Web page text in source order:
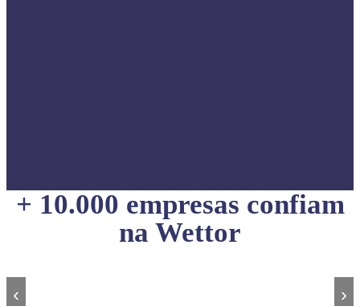
+ 10.000 empresas confiam
na Wettor
‹ ›